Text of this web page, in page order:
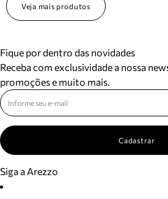
Veja mais produtos
Fique por dentro das novidades
Receba com exclusividade a nossa
promoções e muito mais.
Cadastrar
Siga a Arezzo